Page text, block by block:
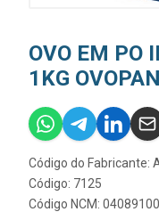
OVO EM PO
1KG OVOPAN
Código do Fabricante:
Código: 7125
Código NCM: 04089100